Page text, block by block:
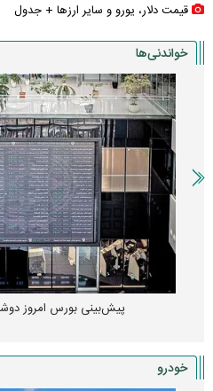
قیمت دلار، یورو و سایر ارز‌ها + جدول
خواندنی‌ها
زنگ خطر انباشت نیاز در بازار
خودرو